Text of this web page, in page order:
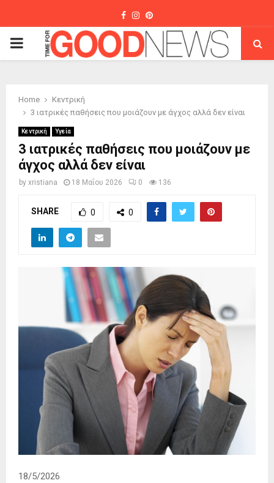
Facebook
Instagram
Pinterest
PRIMARY
Home
Κεντρική
3 ιατρικές παθήσεις που μοιάζουν με άγχος αλλά δεν είναι
Κεντρική Υγεία
3 ιατρικές παθήσεις που μοιάζουν με
άγχος αλλά δεν είναι
by xristiana 18 Μαΐου 2026 0 136
SHARE 0 0
18/5/2026